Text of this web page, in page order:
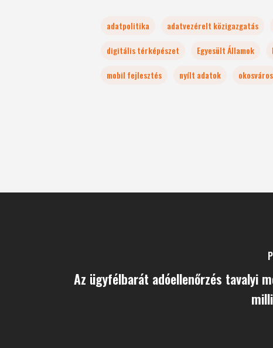
adatpolitika adatvezérelt közigazgatás
digitális térképészet
Egyesült Államok
mobil fejlesztés
nyílt adatok okosváros
Az ügyfélbarát adóellenőrzés tavalyi